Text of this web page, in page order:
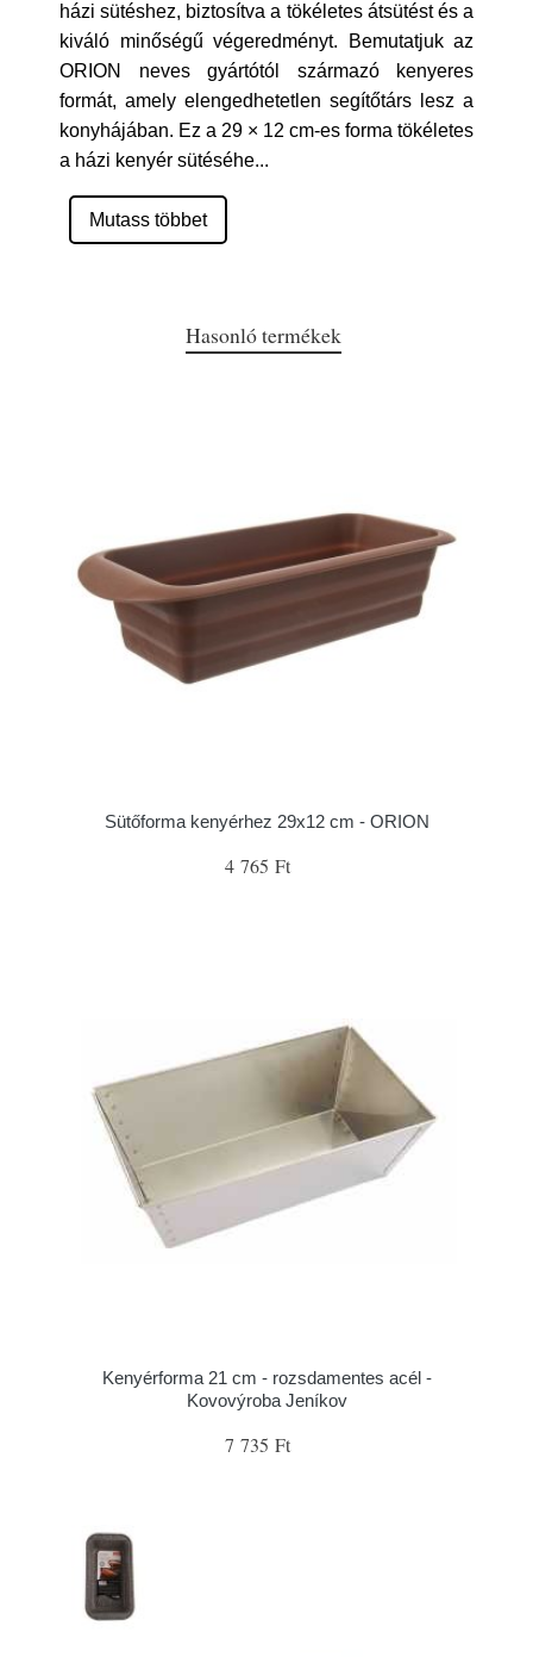
házi sütéshez, biztosítva a tökéletes átsütést és a
kiváló minőségű végeredményt. Bemutatjuk az
ORION neves gyártótól származó kenyeres
formát, amely elengedhetetlen segítőtárs lesz a
konyhájában. Ez a 29 × 12 cm-es forma tökéletes
a házi kenyér sütéséhe...
Mutass többet
Hasonló termékek
Sütőforma kenyérhez 29x12 cm - ORION
4 765 Ft
Kenyérforma 21 cm - rozsdamentes acél -
Kovovýroba Jeníkov
7 735 Ft